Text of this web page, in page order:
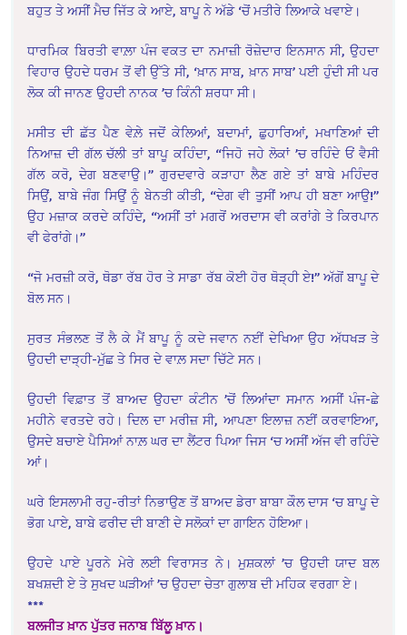
ਬਹੁਤ ਤੇ ਅਸੀਂ ਮੈਚ ਜਿੱਤ ਕੇ ਆਏ, ਬਾਪੂ ਨੇ ਅੱਡੇ ‘ਚੋਂ ਮਤੀਰੇ ਲਿਆਕੇ ਖਵਾਏ।
ਧਾਰਮਿਕ ਬਿਰਤੀ ਵਾਲ਼ਾ ਪੰਜ ਵਕਤ ਦਾ ਨਮਾਜ਼ੀ ਰੋਜ਼ੇਦਾਰ ਇਨਸਾਨ ਸੀ, ਉਹਦਾ
ਵਿਹਾਰ ਉਹਦੇ ਧਰਮ ਤੋਂ ਵੀ ਉੱਤੇ ਸੀ, ‘ਖ਼ਾਨ ਸਾਬ, ਖ਼ਾਨ ਸਾਬ’ ਪਈ ਹੁੰਦੀ ਸੀ ਪਰ
ਲੋਕ ਕੀ ਜਾਨਣ ਉਹਦੀ ਨਾਨਕ ’ਚ ਕਿੰਨੀ ਸ਼ਰਧਾ ਸੀ।
ਮਸੀਤ ਦੀ ਛੱਤ ਪੈਣ ਵੇਲ਼ੇ ਜਦੋਂ ਕੇਲਿਆਂ, ਬਦਾਮਾਂ, ਛੁਹਾਰਿਆਂ, ਮਖਾਣਿਆਂ ਦੀ
ਨਿਆਜ਼ ਦੀ ਗੱਲ ਚੱਲੀ ਤਾਂ ਬਾਪੂ ਕਹਿੰਦਾ, “ਜਿਹੋ ਜਹੇ ਲੋਕਾਂ ’ਚ ਰਹਿੰਦੇ ਓਂ ਵੈਸੀ
ਗੱਲ ਕਰੋ, ਦੇਗ ਬਣਵਾਉ।” ਗੁਰਦਵਾਰੇ ਕੜਾਹਾ ਲੈਣ ਗਏ ਤਾਂ ਬਾਬੇ ਮਹਿੰਦਰ
ਸਿਉਂ, ਬਾਬੇ ਜੰਗ ਸਿਉਂ ਨੂੰ ਬੇਨਤੀ ਕੀਤੀ, “ਦੇਗ ਵੀ ਤੁਸੀਂ ਆਪ ਹੀ ਬਣਾ ਆਉ!”
ਉਹ ਮਜ਼ਾਕ ਕਰਦੇ ਕਹਿੰਦੇ, “ਅਸੀਂ ਤਾਂ ਮਗਰੋਂ ਅਰਦਾਸ ਵੀ ਕਰਾਂਗੇ ਤੇ ਕਿਰਪਾਨ
ਵੀ ਫੇਰਾਂਗੇ।”
“ਜੋ ਮਰਜ਼ੀ ਕਰੋ, ਥੋਡਾ ਰੱਬ ਹੋਰ ਤੇ ਸਾਡਾ ਰੱਬ ਕੋਈ ਹੋਰ ਥੋੜ੍ਹੀ ਏ!” ਅੱਗੋਂ ਬਾਪੂ ਦੇ
ਬੋਲ ਸਨ।
ਸੁਰਤ ਸੰਭਲਣ ਤੋਂ ਲੈ ਕੇ ਮੈਂ ਬਾਪੂ ਨੂੰ ਕਦੇ ਜਵਾਨ ਨਈਂ ਦੇਖਿਆ ਉਹ ਅੱਧਖੜ ਤੇ
ਉਹਦੀ ਦਾੜ੍ਹੀ-ਮੁੱਛ ਤੇ ਸਿਰ ਦੇ ਵਾਲ਼ ਸਦਾ ਚਿੱਟੇ ਸਨ।
ਉਹਦੀ ਵਿਫ਼ਾਤ ਤੋਂ ਬਾਅਦ ਉਹਦਾ ਕੰਟੀਨ ’ਚੋਂ ਲਿਆਂਦਾ ਸਮਾਨ ਅਸੀਂ ਪੰਜ-ਛੇ
ਮਹੀਨੇ ਵਰਤਦੇ ਰਹੇ। ਦਿਲ ਦਾ ਮਰੀਜ਼ ਸੀ, ਆਪਣਾ ਇਲਾਜ਼ ਨਈਂ ਕਰਵਾਇਆ,
ਉਸਦੇ ਬਚਾਏ ਪੈਸਿਆਂ ਨਾਲ਼ ਘਰ ਦਾ ਲੈਂਟਰ ਪਿਆ ਜਿਸ ‘ਚ ਅਸੀਂ ਅੱਜ ਵੀ ਰਹਿੰਦੇ
ਆਂ।
ਘਰੇ ਇਸਲਾਮੀ ਰਹੁ-ਰੀਤਾਂ ਨਿਭਾਉਣ ਤੋਂ ਬਾਅਦ ਡੇਰਾ ਬਾਬਾ ਕੌਲ ਦਾਸ ‘ਚ ਬਾਪੂ ਦੇ
ਭੋਗ ਪਾਏ, ਬਾਬੇ ਫਰੀਦ ਦੀ ਬਾਣੀ ਦੇ ਸਲੋਕਾਂ ਦਾ ਗਾਇਨ ਹੋਇਆ।
ਉਹਦੇ ਪਾਏ ਪੂਰਨੇ ਮੇਰੇ ਲਈ ਵਿਰਾਸਤ ਨੇ। ਮੁਸ਼ਕਲਾਂ ’ਚ ਉਹਦੀ ਯਾਦ ਬਲ
ਬਖਸ਼ਦੀ ਏ ਤੇ ਸੁਖਦ ਘੜੀਆਂ ’ਚ ਉਹਦਾ ਚੇਤਾ ਗੁਲਾਬ ਦੀ ਮਹਿਕ ਵਰਗਾ ਏ।
***
ਬਲਜੀਤ ਖ਼ਾਨ ਪੁੱਤਰ ਜਨਾਬ ਬਿੱਲੂ ਖ਼ਾਨ।